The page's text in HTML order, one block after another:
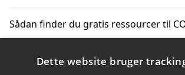
Sådan finder du gratis ressourcer til
Hvordan gadgets til hjemmet kan
Dette website bruger